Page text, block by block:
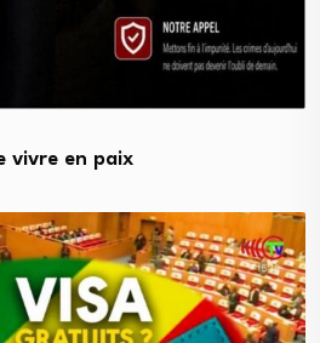
vivre en paix